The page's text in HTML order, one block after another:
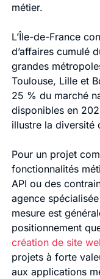
métier.
L’Île-de-France
d’affaires cumulé
grandes
Toulouse, Lille et
25 % du marché
disponibles en
illustre la diversité
Pour un projet
fonctionnalités
API ou des
agence
mesure est
positionnement
création de site
projets à forte
aux applications